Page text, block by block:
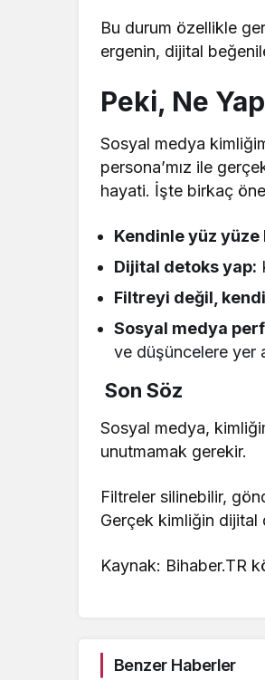
Bu durum özellikle
ergenin, dijital
Peki, Ne
Sosyal medya
persona’mız ile
hayati. İşte birkaç
Kendinle yüz yüze
Dijital detoks yap:
Filtreyi değil,
Sosyal medya
ve düşüncelere yer
Son Söz
Sosyal medya,
unutmamak gerekir.
Filtreler silinebilir,
Gerçek kimliğin dijital
Kaynak: Bihaber.TR
Benzer Haberler